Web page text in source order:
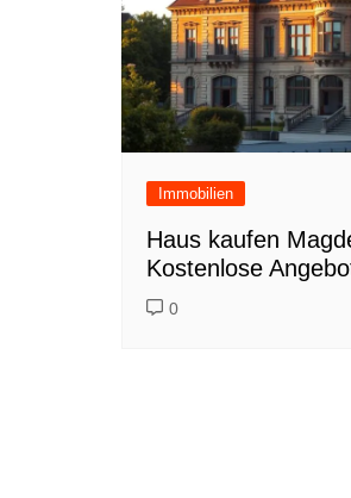
Hygiene
Immobilien
Haus kaufen
Kostenlose
0